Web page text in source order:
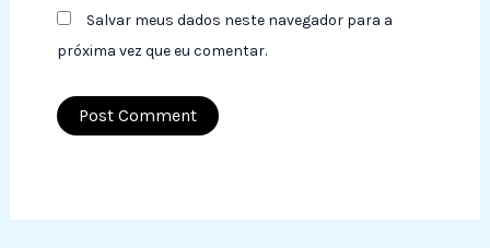
Salvar meus dados neste navegador para a
próxima vez que eu comentar.